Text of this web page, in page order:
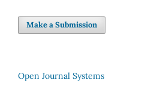
Make a Submission
Open Journal Systems